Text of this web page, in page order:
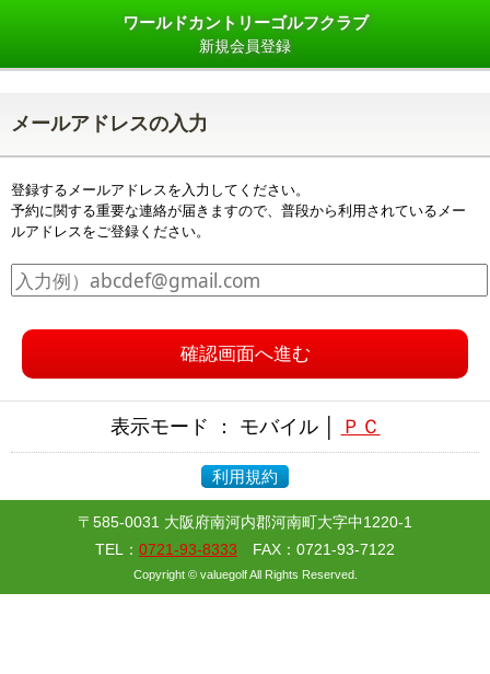
ワールドカントリーゴルフクラブ
新規会員登録
メールアドレスの入力
登録するメールアドレスを入力してください。
予約に関する重要な連絡が届きますので、普段から利用されているメー
ルアドレスをご登録ください。
確認画面へ進む
表示モード ： モバイル │ ＰＣ
利用規約
〒585-0031 大阪府南河内郡河南町大字中1220-1
TEL： 0721-93-8333 FAX：0721-93-7122
Copyright © valuegolf All Rights Reserved.